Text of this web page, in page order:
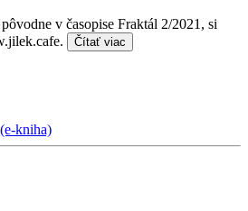
v časopise Fraktál 2/2021, si
Čítať viac
kniha)